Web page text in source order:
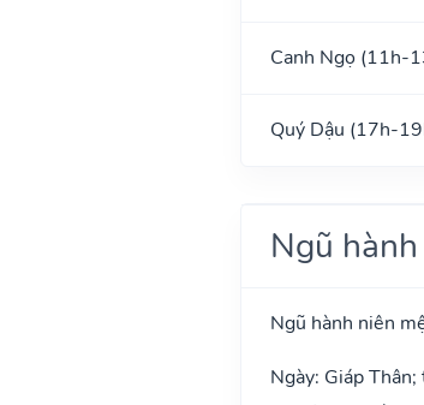
Canh Ngọ (11h-
Quý Dậu (17h-
Ngũ
Ngũ hành niên
Ngày: Giáp